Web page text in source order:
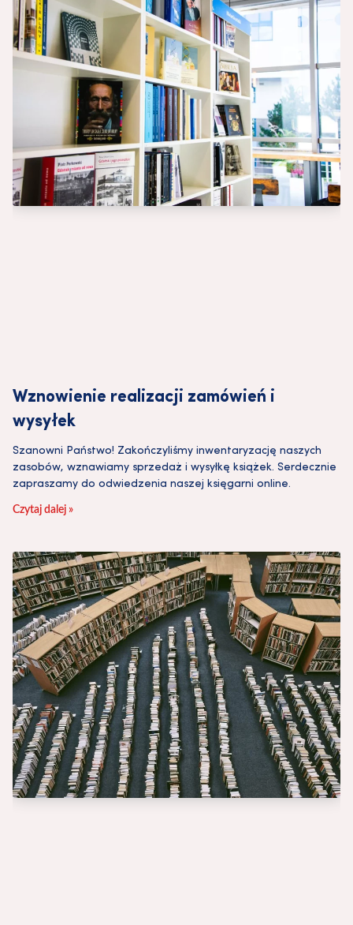
Wznowienie realizacji zamówień i
wysyłek
Szanowni Państwo! Zakończyliśmy inwentaryzację naszych
zasobów, wznawiamy sprzedaż i wysyłkę książek. Serdecznie
zapraszamy do odwiedzenia naszej księgarni online.
Czytaj dalej »